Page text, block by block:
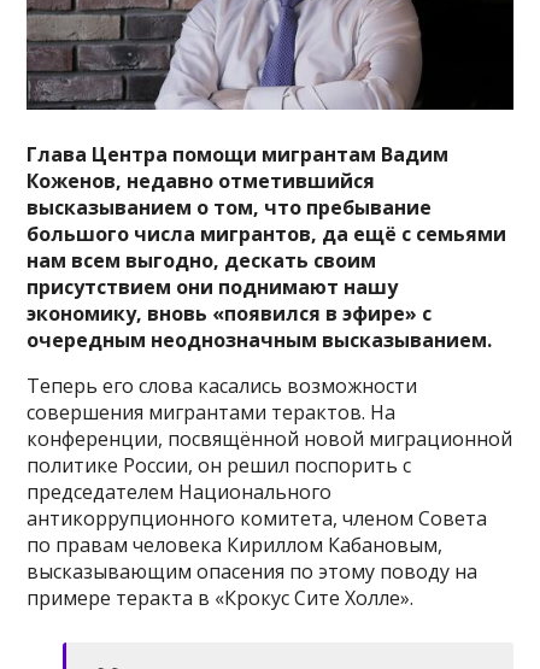
Глава Центра помощи мигрантам Вадим
Коженов, недавно отметившийся
высказыванием о том, что пребывание
большого числа мигрантов, да ещё с семьями
нам всем выгодно, дескать своим
присутствием они поднимают нашу
экономику, вновь «появился в эфире» с
очередным неоднозначным высказыванием.
Теперь его слова касались возможности
совершения мигрантами терактов. На
конференции, посвящённой новой миграционной
политике России, он решил поспорить с
председателем Национального
антикоррупционного комитета, членом Совета
по правам человека Кириллом Кабановым,
высказывающим опасения по этому поводу на
примере теракта в «Крокус Сите Холле».